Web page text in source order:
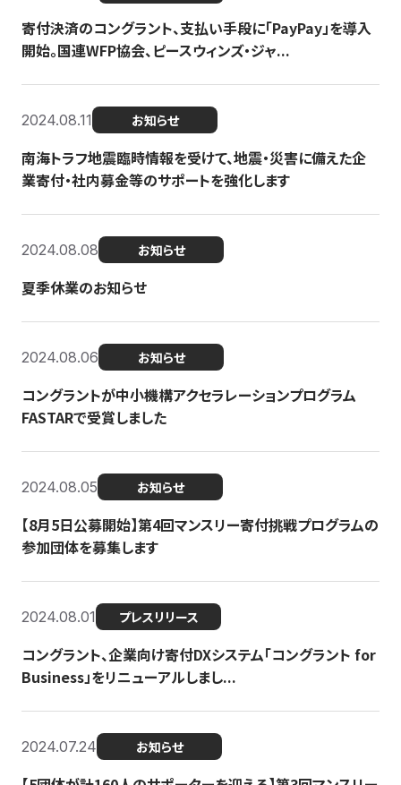
寄付決済のコングラント、支払い手段に「PayPay」を導入
開始。国連WFP協会、ピースウィンズ・ジャ...
2024.08.11 お知らせ
南海トラフ地震臨時情報を受けて、地震・災害に備えた企
業寄付・社内募金等のサポートを強化します
2024.08.08 お知らせ
夏季休業のお知らせ
2024.08.06 お知らせ
コングラントが中小機構アクセラレーションプログラム
FASTARで受賞しました
2024.08.05 お知らせ
【8月5日公募開始】第4回マンスリー寄付挑戦プログラムの
参加団体を募集します
2024.08.01 プレスリリース
コングラント、企業向け寄付DXシステム「コングラント for
Business」をリニューアルしまし...
2024.07.24 お知らせ